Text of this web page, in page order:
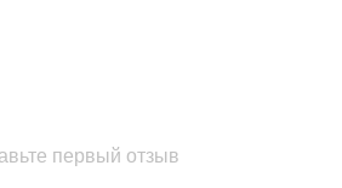
первый отзыв